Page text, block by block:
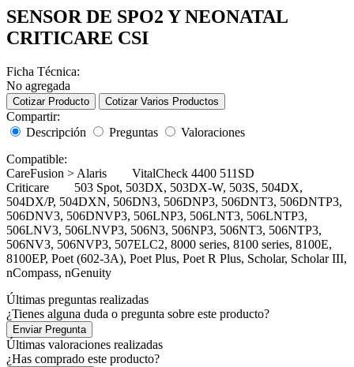
SENSOR DE SPO2 Y NEONATAL
CRITICARE CSI
Ficha Técnica:
No agregada
Cotizar Producto Cotizar Varios Productos
Compartir:
Descripción
Preguntas
Valoraciones
Compatible:
CareFusion > Alaris VitalCheck 4400 511SD
Criticare 503 Spot, 503DX, 503DX-W, 503S, 504DX,
504DX/P, 504DXN, 506DN3, 506DNP3, 506DNT3, 506DNTP3,
506DNV3, 506DNVP3, 506LNP3, 506LNT3, 506LNTP3,
506LNV3, 506LNVP3, 506N3, 506NP3, 506NT3, 506NTP3,
506NV3, 506NVP3, 507ELC2, 8000 series, 8100 series, 8100E,
8100EP, Poet (602-3A), Poet Plus, Poet R Plus, Scholar, Scholar III,
nCompass, nGenuity
Últimas preguntas realizadas
¿Tienes alguna duda o pregunta sobre este producto?
Enviar Pregunta
Últimas valoraciones realizadas
¿Has comprado este producto?